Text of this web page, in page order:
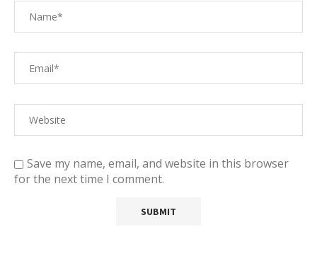
Save my name, email, and website in this browser
for the next time I comment.